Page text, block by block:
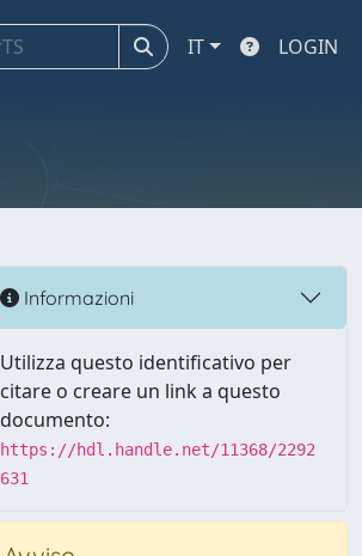
IT LOGIN
Informazioni
Utilizza questo identificativo per
citare o creare un link a questo
documento:
https://hdl.handle.net/11368/2292
631